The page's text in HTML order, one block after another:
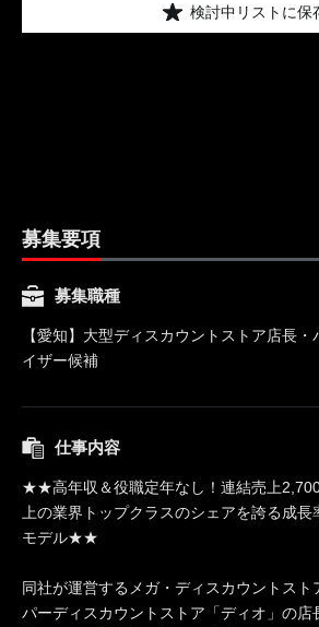
検討中リストに保
募集要項
募集職種
【愛知】大型ディスカウントストア店長
イザー候補
仕事内容
★★高年収＆役職定年なし！連結売上
上の業界トップクラスのシェアを誇る成
モデル★★
同社が運営するメガ・ディスカウントスト
パーディスカウントストア「ディオ」の店